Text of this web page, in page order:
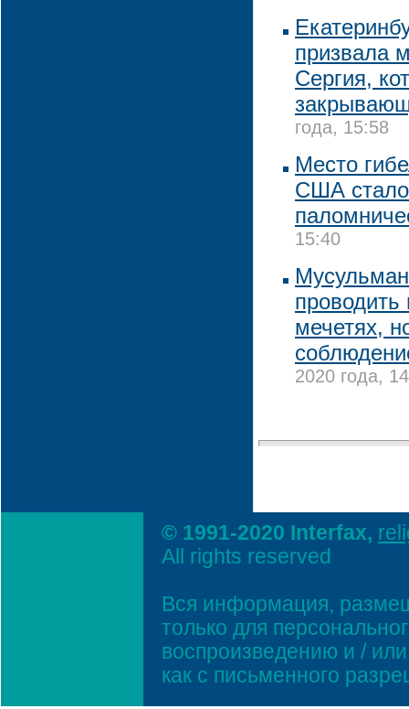
призвала
Сергия,
года, 15:58
Место
США стало
15:40
мечетях,
2020 года,
© 1991-2020 Interfax,
All rights reserved
Вся информация,
только для
воспроизведению и /
как с письменного